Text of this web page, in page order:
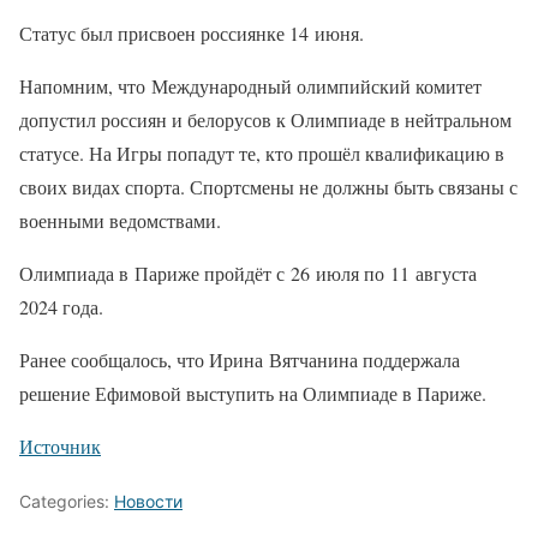
Статус был присвоен россиянке 14 июня.
Напомним, что Международный олимпийский комитет
допустил россиян и белорусов к Олимпиаде в нейтральном
статусе. На Игры попадут те, кто прошёл квалификацию в
своих видах спорта. Спортсмены не должны быть связаны с
военными ведомствами.
Олимпиада в Париже пройдёт с 26 июля по 11 августа
2024 года.
Ранее сообщалось, что Ирина Вятчанина поддержала
решение Ефимовой выступить на Олимпиаде в Париже.
Источник
Categories: Новости